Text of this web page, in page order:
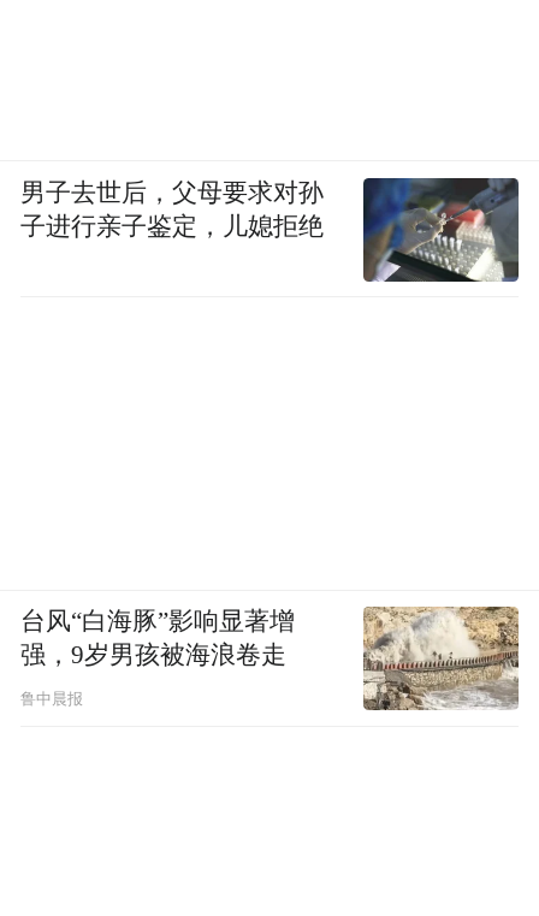
男子去世后，父母要求对孙
子进行亲子鉴定，儿媳拒绝
台风“白海豚”影响显著增
强，9岁男孩被海浪卷走
鲁中晨报